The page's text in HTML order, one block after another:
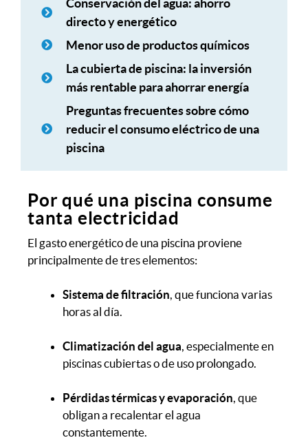
directo y energético
Menor uso de productos químicos
La cubierta de piscina: la inversión
más rentable para ahorrar energía
Preguntas frecuentes sobre cómo
reducir el consumo eléctrico de una
piscina
Por qué una piscina consume
tanta electricidad
El gasto energético de una piscina proviene
principalmente de tres elementos:
Sistema de filtración, que funciona varias
horas al día.
Climatización del agua, especialmente en
piscinas cubiertas o de uso prolongado.
Pérdidas térmicas y evaporación, que
obligan a recalentar el agua
constantemente.